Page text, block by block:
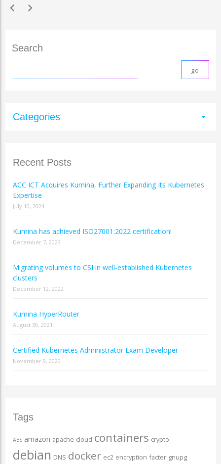
chevron_left chevron_right
Search
Categories arrow_drop_down
Recent Posts
ACC ICT Acquires Kumina, Further Expanding Its Kubernetes
Expertise
July 10, 2024
Kumina has achieved ISO27001:2022 certification!
December 7, 2023
Migrating volumes to CSI in well-established Kubernetes
clusters
December 12, 2022
Kumina HyperRouter
August 30, 2021
Certified Kubernetes Administrator Exam Developer
November 9, 2020
Tags
AES amazon apache cloud containers crypto
debian DNS docker ec2 encryption facter gnupg